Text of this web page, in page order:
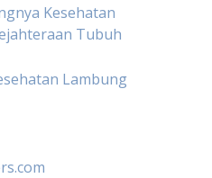
Kesehatan
Tubuh
Lambung